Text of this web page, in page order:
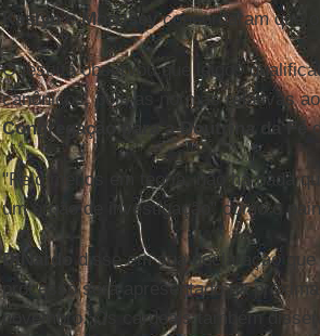
KaslyneMorriseyconcordaram que
O jesuíta observou que leigos
canônicos, pois as normas relativas
Congregação para a Doutrina da Fé
"Pelo menos em teoria, não há nada
um órgão de investigação" como o
DiNardodisse em sua declaração
processo será apresentado na
novembro. Os cardeais também